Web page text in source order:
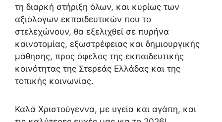
τη διαρκή στήριξη όλων, και κυρίως των
αξιόλογων εκπαιδευτικών που το
στελεχώνουν, θα εξελιχθεί σε πυρήνα
καινοτομίας, εξωστρέφειας και δημιουργικής
μάθησης, προς όφελος της εκπαιδευτικής
κοινότητας της Στερεάς Ελλάδας και της
τοπικής κοινωνίας.
Καλά Χριστούγεννα, με υγεία και αγάπη, και